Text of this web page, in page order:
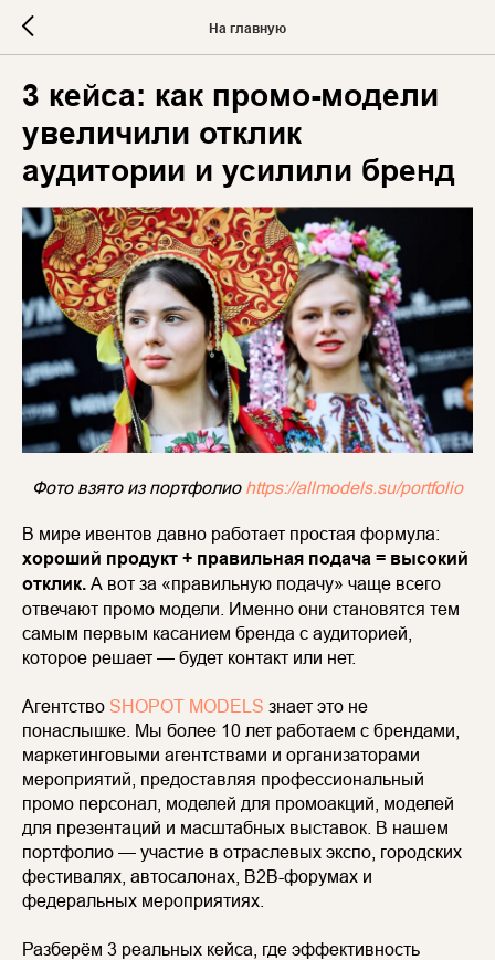
На главную
3 кейса: как промо-модели
увеличили отклик
аудитории и усилили бренд
Фото взято из портфолио https://allmodels.su/portfolio
В мире ивентов давно работает простая формула:
хороший продукт + правильная подача = высокий
отклик. А вот за «правильную подачу» чаще всего
отвечают промо модели. Именно они становятся тем
самым первым касанием бренда с аудиторией,
которое решает — будет контакт или нет.
Агентство SHOPOT MODELS знает это не
понаслышке. Мы более 10 лет работаем с брендами,
маркетинговыми агентствами и организаторами
мероприятий, предоставляя профессиональный
промо персонал, моделей для промоакций, моделей
для презентаций и масштабных выставок. В нашем
портфолио — участие в отраслевых экспо, городских
фестивалях, автосалонах, B2B-форумах и
федеральных мероприятиях.
Разберём 3 реальных кейса, где эффективность